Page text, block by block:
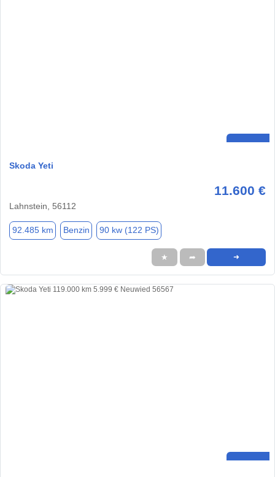
Skoda Yeti
11.600 €
Lahnstein, 56112
92.485 km Benzin 90 kw (122 PS)
★ ➦ ➜